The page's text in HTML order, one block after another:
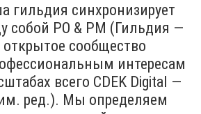
гильдия синхронизирует
собой PO & PM (Гильдия —
открытое сообщество
интересам
всего CDEK Digital —
ред.). Мы определяем